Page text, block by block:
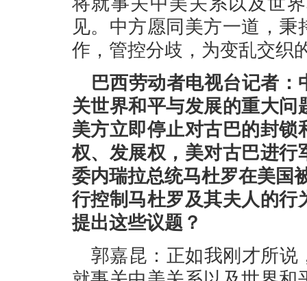
见。中方愿同美方一道，
作，管控分歧，为变乱交织
巴西劳动者电视台记者
关世界和平与发展的重大
美方立即停止对古巴的封
权、发展权，美对古巴进行
委内瑞拉总统马杜罗在美国
行控制马杜罗及其夫人的行
提出这些议题？
郭嘉昆：正如我刚才所说